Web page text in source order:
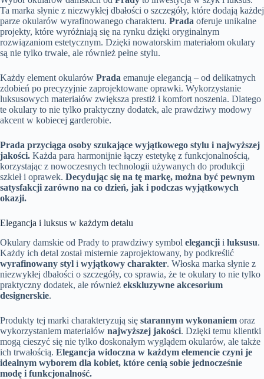
Ta marka słynie z niezwykłej dbałości o szczegóły, które dodają każdej
parze okularów wyrafinowanego charakteru. Prada oferuje unikalne
projekty, które wyróżniają się na rynku dzięki oryginalnym
rozwiązaniom estetycznym. Dzięki nowatorskim materiałom okulary
są nie tylko trwałe, ale również pełne stylu.
Każdy element okularów Prada emanuje elegancją – od delikatnych
zdobień po precyzyjnie zaprojektowane oprawki. Wykorzystanie
luksusowych materiałów zwiększa prestiż i komfort noszenia. Dlatego
te okulary to nie tylko praktyczny dodatek, ale prawdziwy modowy
akcent w kobiecej garderobie.
Prada przyciąga osoby szukające wyjątkowego stylu i najwyższej
jakości. Każda para harmonijnie łączy estetykę z funkcjonalnością,
korzystając z nowoczesnych technologii używanych do produkcji
szkieł i oprawek. Decydując się na tę markę, można być pewnym
satysfakcji zarówno na co dzień, jak i podczas wyjątkowych
okazji.
Elegancja i luksus w każdym detalu
Okulary damskie od Prady to prawdziwy symbol elegancji i luksusu.
Każdy ich detal został misternie zaprojektowany, by podkreślić
wyrafinowany styl i wyjątkowy charakter. Włoska marka słynie z
niezwykłej dbałości o szczegóły, co sprawia, że te okulary to nie tylko
praktyczny dodatek, ale również ekskluzywne akcesorium
designerskie.
Produkty tej marki charakteryzują się starannym wykonaniem oraz
wykorzystaniem materiałów najwyższej jakości. Dzięki temu klientki
mogą cieszyć się nie tylko doskonałym wyglądem okularów, ale także
ich trwałością. Elegancja widoczna w każdym elemencie czyni je
idealnym wyborem dla kobiet, które cenią sobie jednocześnie
modę i funkcjonalność.